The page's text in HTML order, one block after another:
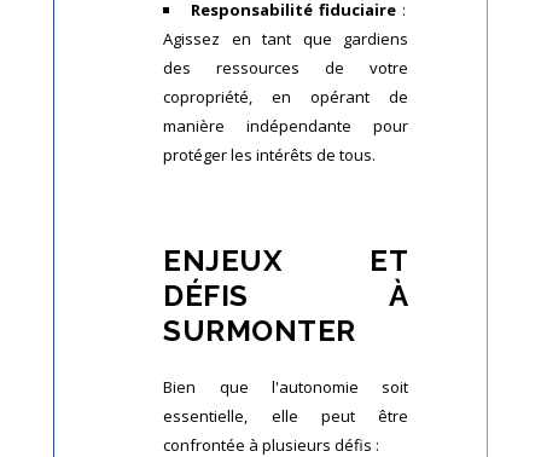
Responsabilité fiduciaire :
Agissez en tant que gardiens
des ressources de votre
copropriété, en opérant de
manière indépendante pour
protéger les intérêts de tous.
ENJEUX ET
DÉFIS À
SURMONTER
Bien que l'autonomie soit
essentielle, elle peut être
confrontée à plusieurs défis :